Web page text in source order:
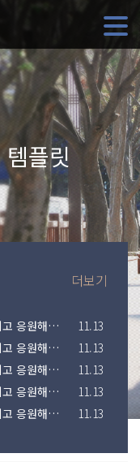
플릿
전북대학교의 새로운 변화를 지켜봐주시고 응원해주시기 바랍니다.
11.13
전북대학교의 새로운 변화를 지켜봐주시고 응원해주시기 바랍니다.
11.13
전북대학교의 새로운 변화를 지켜봐주시고 응원해주시기 바랍니다.
11.13
전북대학교의 새로운 변화를 지켜봐주시고 응원해주시기 바랍니다.
11.13
전북대학교의 새로운 변화를 지켜봐주시고 응원해주시기 바랍니다.
11.13
더보기